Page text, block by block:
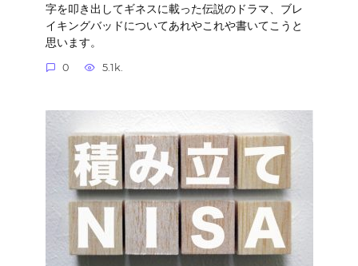
字を叩き出してギネスに載った伝説のドラマ、ブレ
イキングバッドについてあれやこれや書いてこうと
思います。
0 5.1k.